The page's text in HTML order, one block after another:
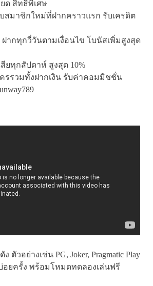
ด สิทธิพิเศษ
สมาชิกใหม่ที่ฝากคราวแรก รับเครดิต
ากทุกวี่วันตามเงื่อนไข โบนัสเพิ่มสูงสุด
ยทุกสัปดาห์ สูงสุด 10%
รรวมทั้งฝากเงิน รับค่าคอมมิชชั่น
ตัวอย่างเช่น PG, Joker, Pragmatic Play
อยครั้ง พร้อมโหมดทดลองเล่นฟรี